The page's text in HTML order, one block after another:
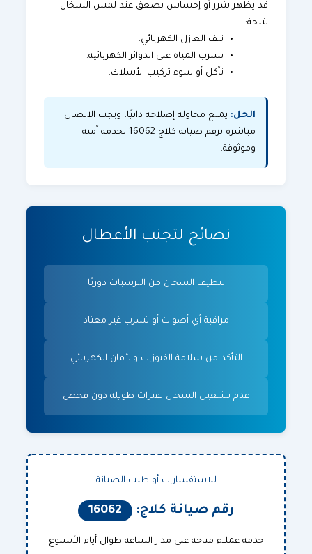
قد يظهر شرر أو إحساس بصعق عند لمس السخان
نتيجة:
تلف العازل الكهربائي.
تسرب المياه على الدوائر الكهربائية.
تآكل أو سوء تركيب الأسلاك.
الحل: يمنع محاولة إصلاحه ذاتيًا، ويجب الاتصال
مباشرة برقم صيانة كلاج 16062 لخدمة آمنة
وموثوقة.
نصائح لتجنب الأعطال
تنظيف السخان من الترسبات دوريًا
مراقبة أي أصوات أو تسرب غير معتاد
التأكد من سلامة الفيوزات والأمان الكهربائي
عدم تشغيل السخان لفترات طويلة دون فحص
للاستفسارات أو طلب الصيانة
رقم صيانة كلاج: 16062
خدمة عملاء متاحة على مدار الساعة طوال أيام الأسبوع